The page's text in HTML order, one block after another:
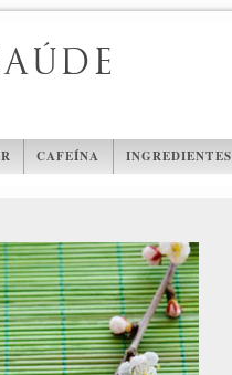
CAFEÍNA INGREDIENTES